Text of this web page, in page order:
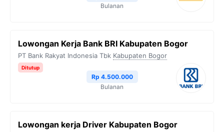
Bulanan
Lowongan Kerja Bank BRI Kabupaten Bogor
PT Bank Rakyat Indonesia Tbk Kabupaten Bogor
Ditutup
Rp 4.500.000
Bulanan
Lowongan kerja Driver Kabupaten Bogor